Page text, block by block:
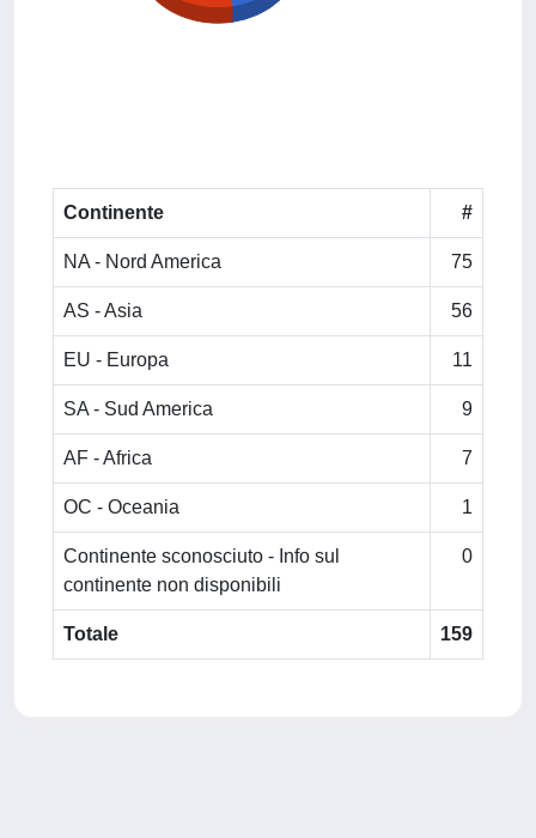
Continente #
NA - Nord America 75
AS - Asia 56
EU - Europa 11
SA - Sud America 9
AF - Africa 7
OC - Oceania 1
Continente sconosciuto - Info sul
continente non disponibili
0
Totale 159